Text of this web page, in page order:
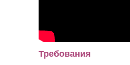
Требования